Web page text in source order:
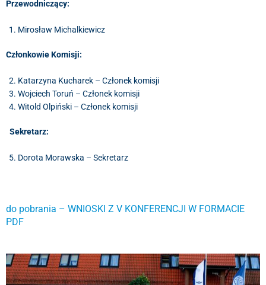
Przewodniczący:
Mirosław Michalkiewicz
Członkowie Komisji:
Katarzyna Kucharek – Członek komisji
Wojciech Toruń – Członek komisji
Witold Olpiński – Członek komisji
Sekretarz:
Dorota Morawska – Sekretarz
do pobrania – WNIOSKI Z V KONFERENCJI W FORMACIE
PDF